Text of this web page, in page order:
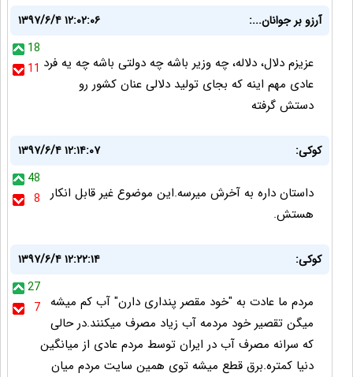
آرزو بر جوانان...:
۱۳۹۷/۶/۴ ۱۲:۰۲:۰۶
18
11 عزیزم دلال، دلاله، چه وزیر باشه چه دولتی باشه چه یه فرد
عادی مهم اینه که بجای تولید دلالی عنان کشور رو
دستش گرفته
کوکی:
۱۳۹۷/۶/۴ ۱۲:۱۴:۰۷
48
8
داستان داره به آخرش میرسه.این موضوع غیر قابل انکار
هستش.
کوکی:
۱۳۹۷/۶/۴ ۱۲:۲۲:۱۴
27
7 مردم ما عادت به "خود مقصر پنداری دارن" آب کم میشه
میگن تقصیر خود مردمه آب زیاد مصرف میکنند.در حالی
که سرانه مصرف آب در ایران توسط مردم عادی از میانگین
دنیا کمتره.برق قطع میشه توی همین سایت مردم میان